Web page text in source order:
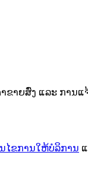
າຍສົ່ງ ແລະ ການແ
ນໄຂການໃຫ້ບໍລິການ